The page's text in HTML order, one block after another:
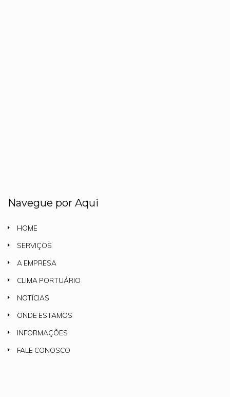
Navegue por Aqui
HOME
SERVIÇOS
A EMPRESA
CLIMA PORTUÁRIO
NOTÍCIAS
ONDE ESTAMOS
INFORMAÇÕES
FALE CONOSCO